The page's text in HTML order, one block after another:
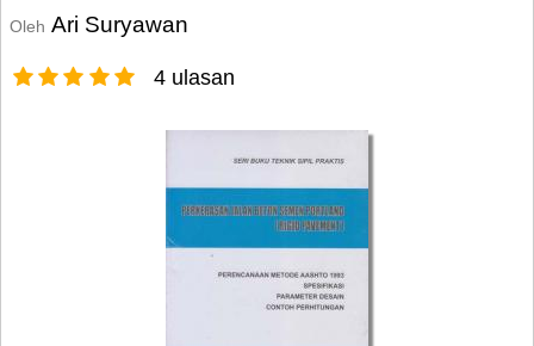
Oleh Ari Suryawan
4 ulasan